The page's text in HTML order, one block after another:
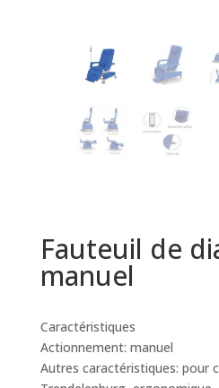
Fauteuil de
manuel
Caractéristiques
Actionnement: manuel
Autres caractéristiques: pour